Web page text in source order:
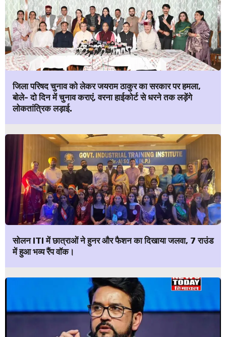
जिला परिषद चुनाव को लेकर जयराम ठाकुर का सरकार पर हमला,
बोले- दो दिन में चुनाव कराएं, वरना हाईकोर्ट से धरने तक लड़ेंगे
लोकतांत्रिक लड़ाई.
सोलन ITI में छात्राओं ने हुनर और फैशन का दिखाया जलवा, 7 राउंड
में हुआ भव्य रैंप वॉक।